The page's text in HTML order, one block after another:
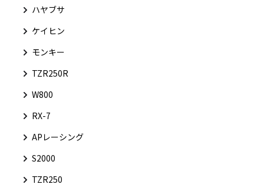
ハヤブサ
ケイヒン
モンキー
TZR250R
W800
RX-7
APレーシング
S2000
TZR250